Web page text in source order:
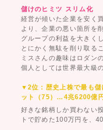
儲けのヒミツ スリム化
経営が傾いた企業を安く
より、企業の悪い箇所を
グループの利益を大きく
とにかく無駄を削り取る
ミスさんの趣味はロダン
個人としては世界最大級
▼2位：歴史上株で最も儲
ット（75）…4兆6200億円
好きな銘柄しか買わない
トで貯めた100万円を、